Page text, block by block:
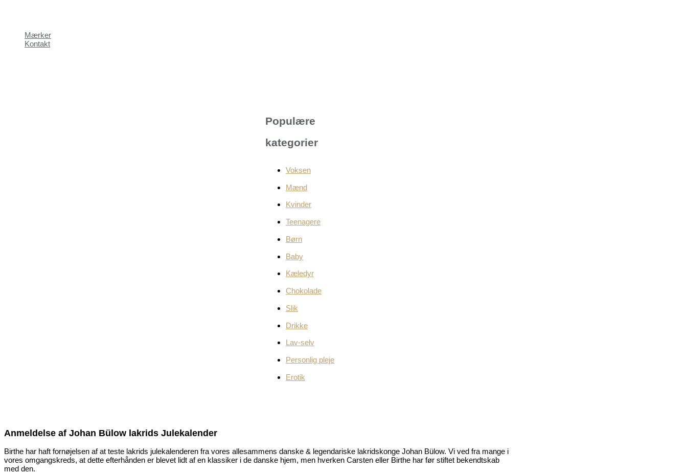
Mærker
Kontakt
Populære
kategorier
Voksen
Mænd
Kvinder
Teenagere
Børn
Baby
Kæledyr
Chokolade
Slik
Drikke
Lav-selv
Personlig pleje
Erotik
Anmeldelse af Johan Bülow lakrids Julekalender
Birthe har haft fornøjelsen af at teste lakrids julekalenderen fra vores allesammens danske & legendariske lakridskonge Johan Bülow. Vi ved fra mange i
vores omgangskreds, at dette efterhånden er blevet lidt af en klassiker i de danske hjem, men hverken Carsten eller Birthe har før stiftet bekendtskab
med den.